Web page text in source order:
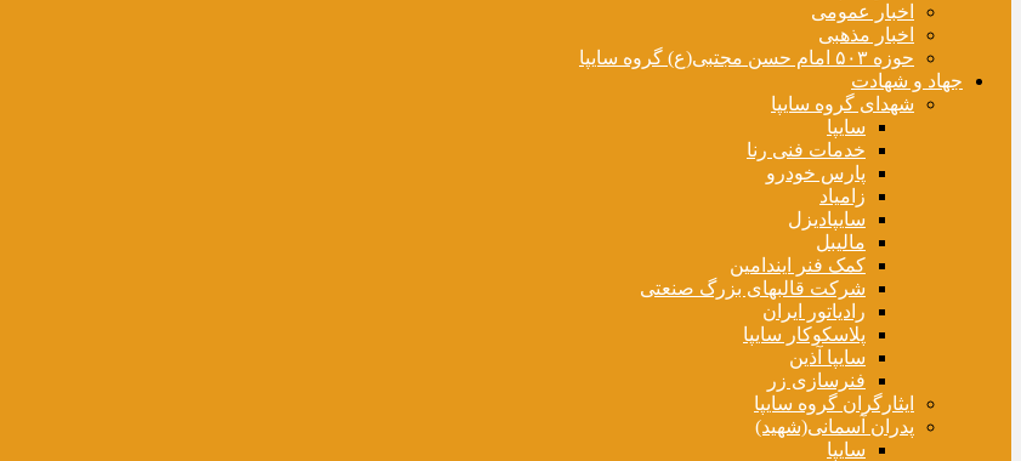
اخبار عمومی
اخبار مذهبی
حوزه ۵۰۳ امام حسن مجتبی(ع) گروه سایپا
جهاد و شهادت
شهدای گروه سایپا
سایپا
خدمات فنی رنا
پارس خودرو
زامیاد
سایپادیزل
مالیبل
کمک فنر ایندامین
شرکت قالبهای بزرگ صنعتی
رادیاتور ایران
پلاسکوکار سایپا
سایپا آذین
فنرسازی زر
ایثارگران گروه سایپا
پدران آسمانی(شهید)
سایپا